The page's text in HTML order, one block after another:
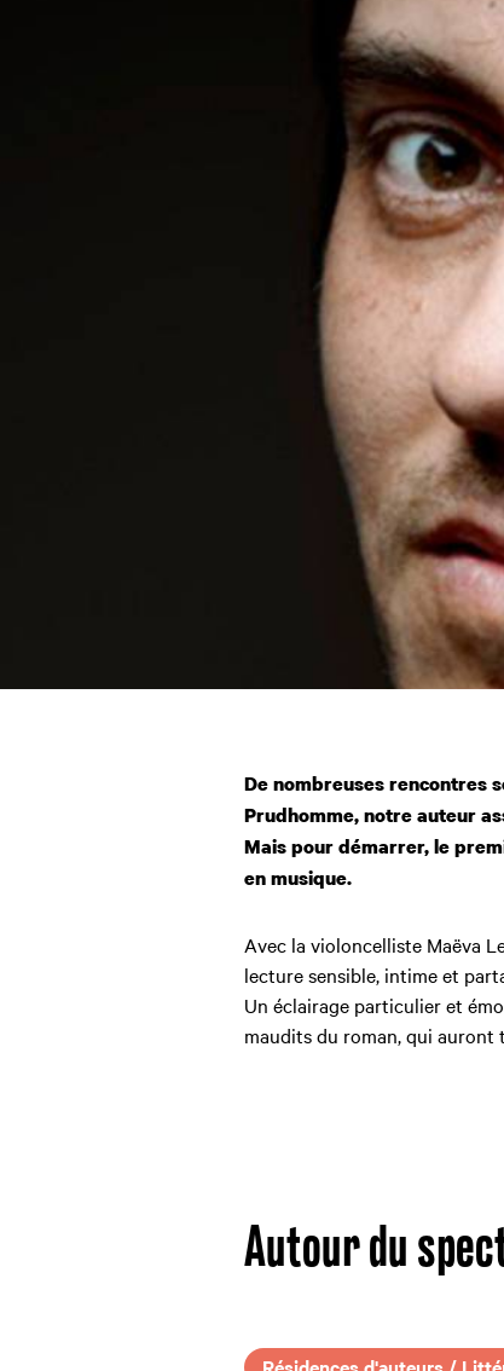
De nombreuses rencontres
Prudhomme, notre auteur
Mais pour démarrer, le
en musique.
Avec la violoncelliste Maëva
lecture sensible, intime et
Un éclairage particulier et
maudits du roman, qui auront
Autour du
Résidences d'auteurs /